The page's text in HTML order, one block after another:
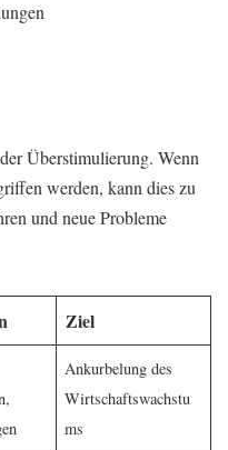
Überstimulierung. Wenn
werden, kann dies zu
und neue Probleme
Ziel
Ankurbelung des
Wirtschaftswachstu
ms